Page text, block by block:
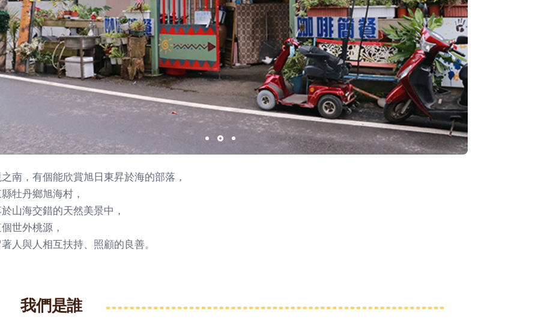
南，有個能欣賞旭日東昇於海的部落，
牡丹鄉旭海村，
山海交錯的天然美景中，
世外桃源，
人與人相互扶持、照顧的良善。
我們是誰